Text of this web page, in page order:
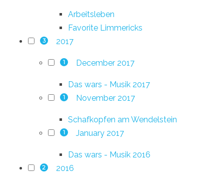
Arbeitsleben
Favorite Limmericks
3 2017
1 December 2017
Das wars - Musik 2017
1 November 2017
Schafkopfen am Wendelstein
1 January 2017
Das wars - Musik 2016
2 2016